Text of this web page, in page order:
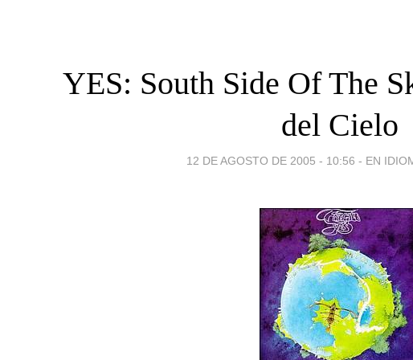
YES: South Side Of The
del Cielo
12 DE AGOSTO DE 2005 - 10:56 - EN